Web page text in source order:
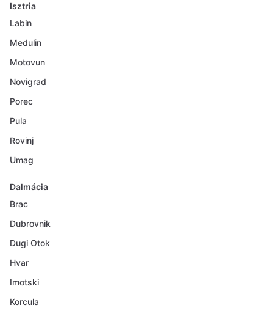
Isztria
Labin
Medulin
Motovun
Novigrad
Porec
Pula
Rovinj
Umag
Dalmácia
Brac
Dubrovnik
Dugi Otok
Hvar
Imotski
Korcula